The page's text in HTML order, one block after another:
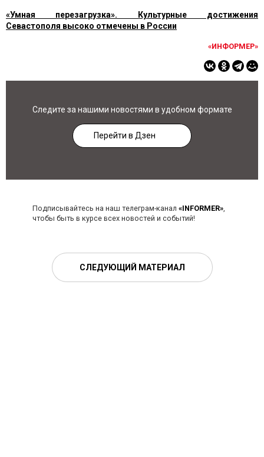
«Умная перезагрузка». Культурные достижения
Севастополя высоко отмечены в России
«ИНФОРМЕР»
Следите за нашими новостями в удобном формате
Перейти в Дзен
Подписывайтесь на наш телеграм-канал «INFORMER»,
чтобы быть в курсе всех новостей и событий!
СЛЕДУЮЩИЙ МАТЕРИАЛ